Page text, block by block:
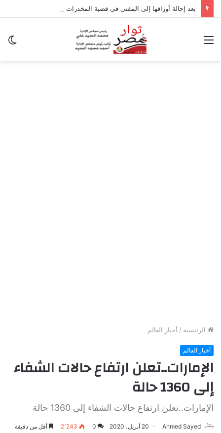
القائمة
الرئيسية / أخبار العالم
أخبار العالم
الإمارات..تعلن ارتفاع حالات الشفاء
إلى 1360 حالة
الإمارات..تعلن ارتفاع حالات الشفاء إلى 1360 حالة
Ahmed Sayed 20 أبريل، 2020 0 2٬243 أقل من دقيقة